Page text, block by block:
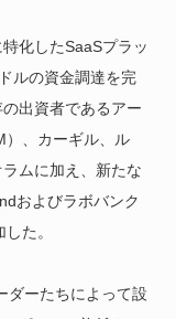
化したSaaSプラッ
ルの資金調達を完
出資者であるアー
）、カーギル、ル
ムに加え、新たな
およびラボバンク
た。
ダーたちによって設